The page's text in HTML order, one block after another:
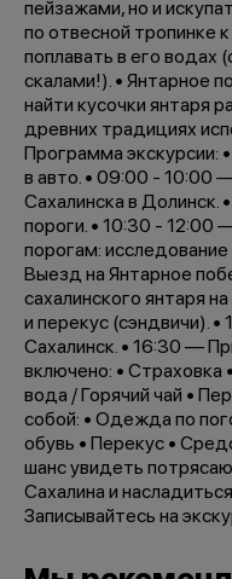
пейзажами, но и
по отвесной тропинке
поплавать в его
скалами!). • Янтарное
найти кусочки янтаря
древних традициях
Программа экскурсии:
в авто. • 09:00 -
Сахалинска в Долинск.
пороги. • 10:30 - 12:00
порогам:
Выезд на Янтарное
сахалинского янтаря
и перекус (сэндвичи).
Сахалинск. • 16:30 —
включено: • Страховка
вода / Горячий чай •
собой: • Одежда по
обувь • Перекус •
шанс увидеть
Сахалина и
Записывайтесь на